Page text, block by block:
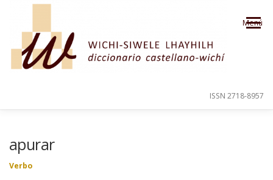
Saltar al contenido
Menú
ISSN 2718-8957
apurar
Verbo